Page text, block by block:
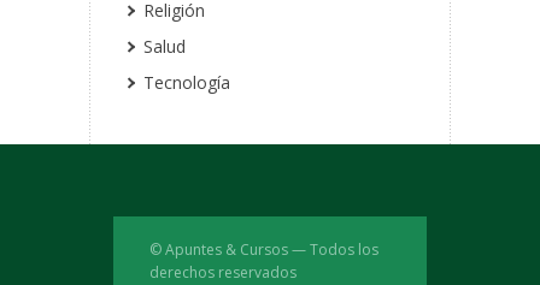
Religión
Salud
Tecnología
© Apuntes & Cursos — Todos los
derechos reservados